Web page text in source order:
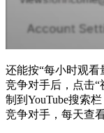
还能按“每小时观
竞争对手后，点击“
制到YouTube搜索
竞争对手，每天查